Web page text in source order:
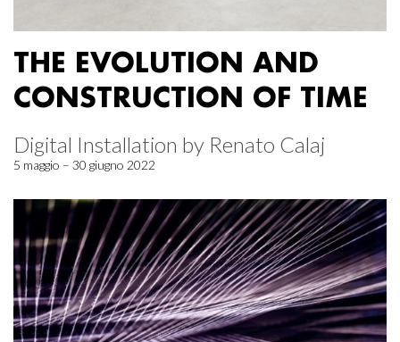
THE EVOLUTION AND
CONSTRUCTION OF TIME
Digital Installation by Renato Calaj
5 maggio – 30 giugno 2022